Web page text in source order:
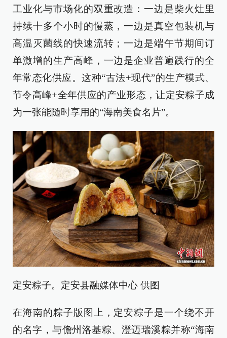
工业化与市场化的双重改造：一边是柴火灶里
持续十多个小时的慢蒸，一边是真空包装机与
高温灭菌线的快速流转；一边是端午节期间订
单激增的生产高峰，一边是企业普遍践行的全
年常态化供应。这种“古法+现代”的生产模式、
节令高峰+全年供应的产业形态，让定安粽子成
为一张能随时享用的“海南美食名片”。
定安粽子。定安县融媒体中心 供图
在海南的粽子版图上，定安粽子是一个绕不开
的名字，与儋州洛基粽、澄迈瑞溪粽并称“海南